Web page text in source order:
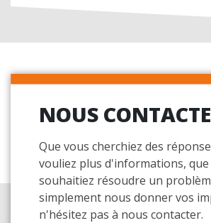
NOUS
Que vous cherchiez des
vouliez plus d'informations, que
souhaitiez résoudre un
simplement nous donner vos
n'hésitez pas à nous contacter.